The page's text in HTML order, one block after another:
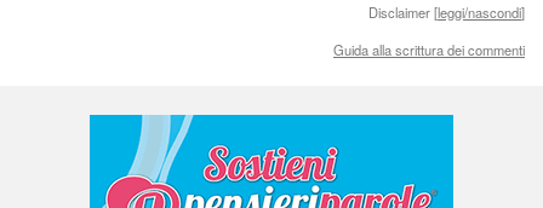
Disclaimer [leggi/nascondi]
Guida alla scrittura dei commenti